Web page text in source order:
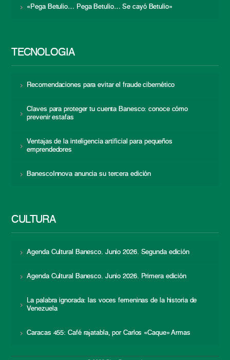
«Pega Betulio… Pega Betulio… Se cayó Betulio»
TECNOLOGÍA
Recomendaciones para evitar el fraude cibernético
Claves para proteger tu cuenta Banesco: conoce cómo
prevenir estafas
Ventajas de la inteligencia artificial para pequeños
emprendedores
BanescoInnova anuncia su tercera edición
CULTURA
Agenda Cultural Banesco. Junio 2026. Segunda edición
Agenda Cultural Banesco. Junio 2026. Primera edición
La palabra ignorada: las voces femeninas de la historia de
Venezuela
Caracas 455: Café rajatabla, por Carlos «Caque» Armas